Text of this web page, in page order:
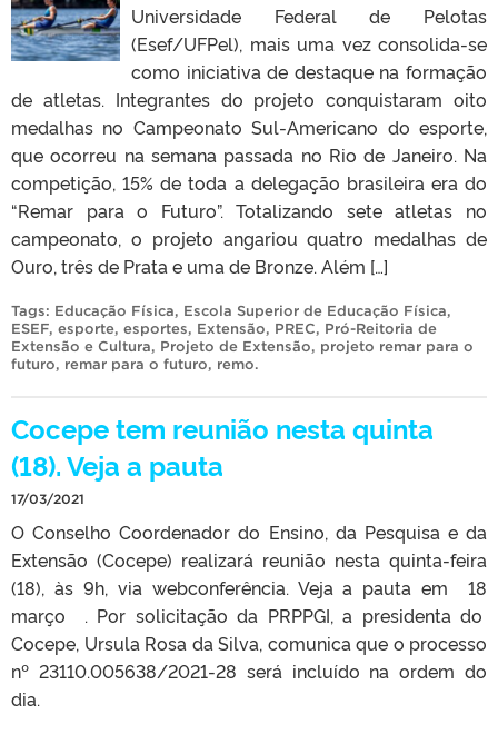
Universidade Federal de Pelotas
(Esef/UFPel), mais uma vez consolida-se
como iniciativa de destaque na formação
de atletas. Integrantes do projeto conquistaram oito
medalhas no Campeonato Sul-Americano do esporte,
que ocorreu na semana passada no Rio de Janeiro. Na
competição, 15% de toda a delegação brasileira era do
“Remar para o Futuro”. Totalizando sete atletas no
campeonato, o projeto angariou quatro medalhas de
Ouro, três de Prata e uma de Bronze. Além […]
Tags: Educação Física, Escola Superior de Educação Física,
ESEF, esporte, esportes, Extensão, PREC, Pró-Reitoria de
Extensão e Cultura, Projeto de Extensão, projeto remar para o
futuro, remar para o futuro, remo.
Cocepe tem reunião nesta quinta
(18). Veja a pauta
17/03/2021
O Conselho Coordenador do Ensino, da Pesquisa e da
Extensão (Cocepe) realizará reunião nesta quinta-feira
(18), às 9h, via webconferência. Veja a pauta em 18
março . Por solicitação da PRPPGI, a presidenta do
Cocepe, Ursula Rosa da Silva, comunica que o processo
nº 23110.005638/2021-28 será incluído na ordem do
dia.